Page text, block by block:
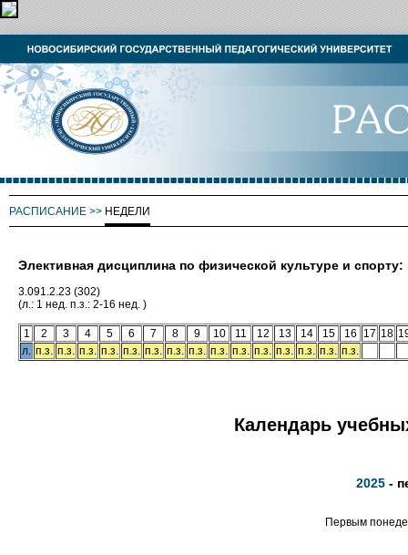
РАСПИСАНИЕ >> НЕДЕЛИ
Элективная дисциплина по физической культуре и
3.091.2.23 (302)
(л.: 1 нед. п.з.: 2-16 нед. )
1 2 3 4 5 6 7 8 9 10 11 12 13 14 15 16 17 18
л. п.з. п.з. п.з. п.з. п.з. п.з. п.з. п.з. п.з. п.з. п.з. п.з. п.з. п.з. п.з.
Календарь
2025-
Первым